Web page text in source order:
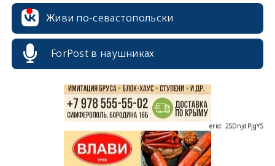
Живи по-севастопольски
ForPost в наушниках
erid: 2SDnjcrDNw6
erid: 2SDnjdPjgYS